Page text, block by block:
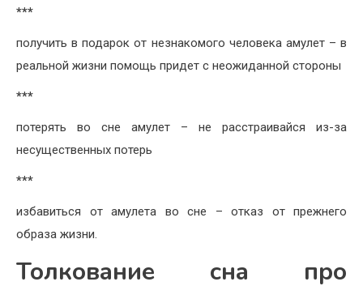
***
получить в подарок от незнакомого человека амулет – в
реальной жизни помощь придет с неожиданной стороны
***
потерять во сне амулет – не расстраивайся из-за
несущественных потерь
***
избавиться от амулета во сне – отказ от прежнего
образа жизни.
Толкование сна про